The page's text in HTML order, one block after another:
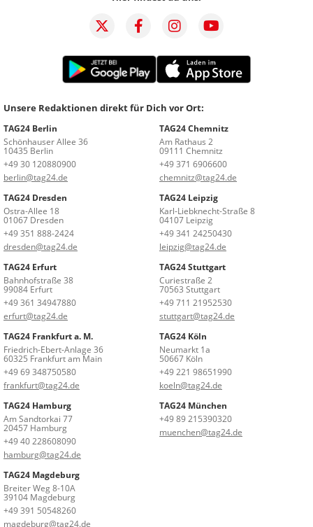
Unsere Redaktionen direkt für Dich vor Ort:
TAG24 Berlin
Schönhauser Allee 36
10435 Berlin
+49 30 120880900
berlin@tag24.de
TAG24 Chemnitz
Am Rathaus 2
09111 Chemnitz
+49 371 6906600
chemnitz@tag24.de
TAG24 Dresden
Ostra-Allee 18
01067 Dresden
+49 351 888-2424
dresden@tag24.de
TAG24 Leipzig
Karl-Liebknecht-Straße 8
04107 Leipzig
+49 341 24250430
leipzig@tag24.de
TAG24 Erfurt
Bahnhofstraße 38
99084 Erfurt
+49 361 34947880
erfurt@tag24.de
TAG24 Stuttgart
Curiestraße 2
70563 Stuttgart
+49 711 21952530
stuttgart@tag24.de
TAG24 Frankfurt a. M.
Friedrich-Ebert-Anlage 36
60325 Frankfurt am Main
+49 69 348750580
frankfurt@tag24.de
TAG24 Köln
Neumarkt 1a
50667 Köln
+49 221 98651990
koeln@tag24.de
TAG24 Hamburg
Am Sandtorkai 77
20457 Hamburg
+49 40 228608090
hamburg@tag24.de
TAG24 München
+49 89 215390320
muenchen@tag24.de
TAG24 Magdeburg
Breiter Weg 8-10A
39104 Magdeburg
+49 391 50548260
magdeburg@tag24.de